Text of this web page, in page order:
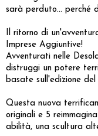
sarà perduto... perché
Il ritorno di
Imprese Aggiuntive!
Avventurati nelle
distruggi un potere
basate sull'edizione
Questa nuova
originali e 5
abilità, una scultura